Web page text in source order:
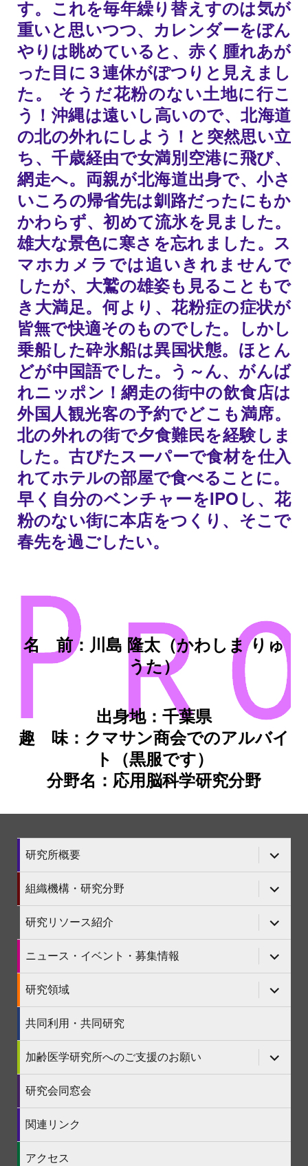
す。これを毎年繰り替えすのは気が
重いと思いつつ、カレンダーをぼん
やりは眺めていると、赤く腫れあが
った目に３連休がぽつりと見えまし
た。 そうだ花粉のない土地に行こ
う！沖縄は遠いし高いので、北海道
の北の外れにしよう！と突然思い立
ち、千歳経由で女満別空港に飛び、
網走へ。両親が北海道出身で、小さ
いころの帰省先は釧路だったにもか
かわらず、初めて流氷を見ました。
雄大な景色に寒さを忘れました。ス
マホカメラでは追いきれませんで
したが、大鷲の雄姿も見ることもで
き大満足。何より、花粉症の症状が
皆無で快適そのものでした。しかし
乗船した砕氷船は異国状態。ほとん
どが中国語でした。う～ん、がんば
れニッポン！網走の街中の飲食店は
外国人観光客の予約でどこも満席。
北の外れの街で夕食難民を経験しま
した。古びたスーパーで食材を仕入
れてホテルの部屋で食べることに。
早く自分のベンチャーをIPOし、花
粉のない街に本店をつくり、そこで
春先を過ごしたい。
名 前：川島 隆太（かわしま りゅ
うた）
出身地：千葉県
趣 味：クマサン商会でのアルバイ
ト（黒服です）
分野名：応用脳科学研究分野
研究所概要
サ
ブ
メ
ニ
ュ
ー
を
展
開
組織機構・研究分野
サ
ブ
メ
ニ
ュ
ー
を
展
開
研究リソース紹介
サ
ブ
メ
ニ
ュ
ー
を
展
開
ニュース・イベント・募集情報
サ
ブ
メ
ニ
ュ
ー
開
研究領域
サ
ブ
メ
ー
を
展
開
共同利用・共同研究
加齢医学研究所へのご支援のお願い
サ
ブ
メ
ー
開
研究会同窓会
関連リンク
アクセス